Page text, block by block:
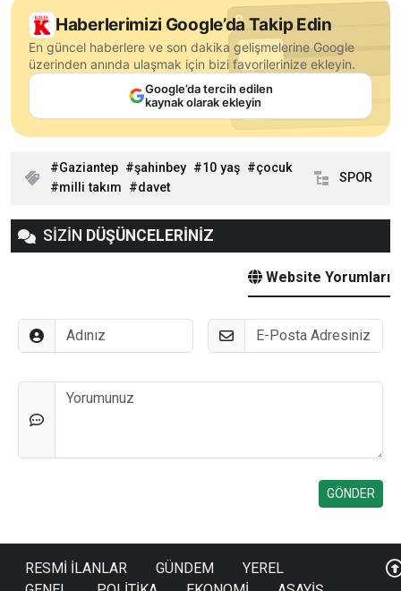
Haberlerimizi Google’da Takip Edin
En güncel haberlere ve son dakika gelişmelerine Google
üzerinden anında ulaşmak için bizi favorilerinize ekleyin.
Google’da tercih edilen
kaynak olarak ekleyin
Gaziantep şahinbey 10 yaş
çocuk
milli takım
davet
SPOR
SİZİN DÜŞÜNCELERİNİZ
Website Yorumları
Adınız E-Posta
Düşünceleriniz
RESMİ İLANLAR GÜNDEM
YEREL